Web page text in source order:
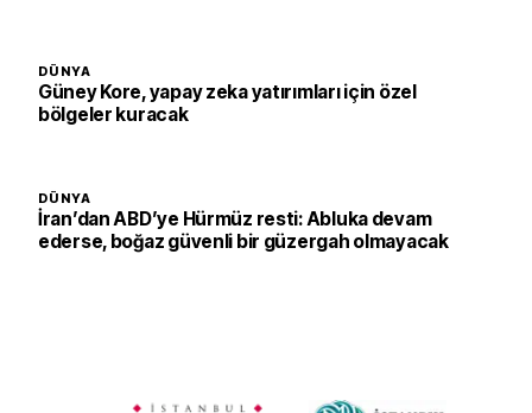
DÜNYA
Güney Kore, yapay zeka yatırımları için özel
bölgeler kuracak
DÜNYA
İran’dan ABD’ye Hürmüz resti: Abluka devam
ederse, boğaz güvenli bir güzergah olmayacak